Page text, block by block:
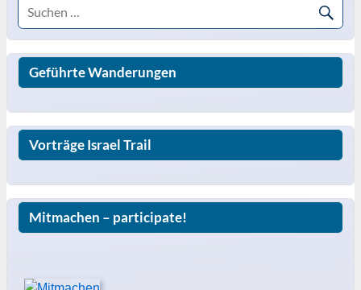
Geführte Wanderungen
Vorträge Israel Trail
Mitmachen – participate!